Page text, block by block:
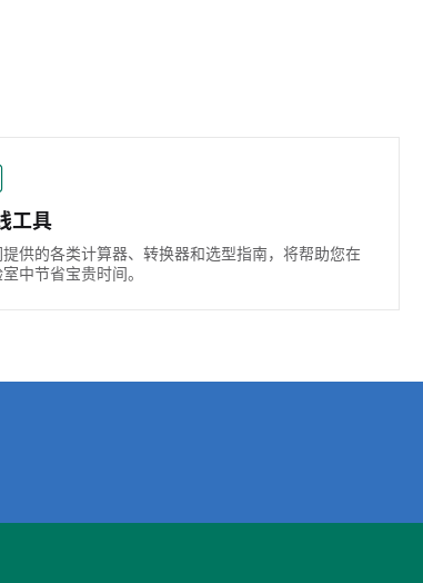
工具
提供的各类计算器、转换器和选型指南，将帮助您在
室中节省宝贵时间。